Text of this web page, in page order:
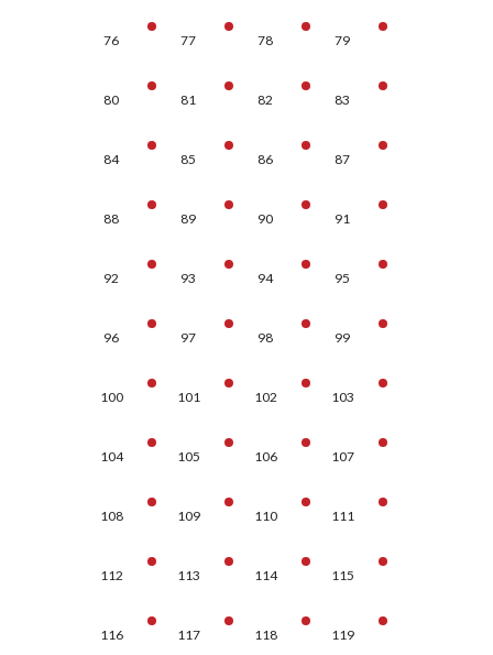
76 77 78 79
80 81 82 83
84 85 86 87
88 89 90 91
92 93 94 95
96 97 98 99
100 101 102 103
104 105 106 107
108 109 110 111
112 113 114 115
116 117 118 119